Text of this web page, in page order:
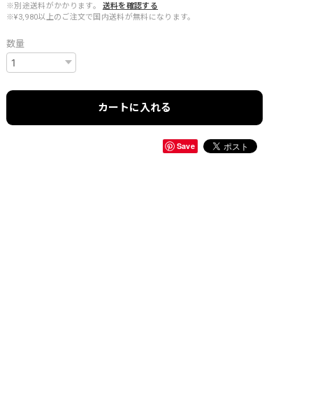
※別途送料がかかります。
送料を確認する
※¥3,980以上のご注文で国内送料が無料になります。
数量
カートに入れる
Save